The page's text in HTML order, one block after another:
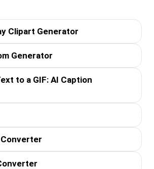
Clipart Generator
Generator
to a GIF: AI Caption